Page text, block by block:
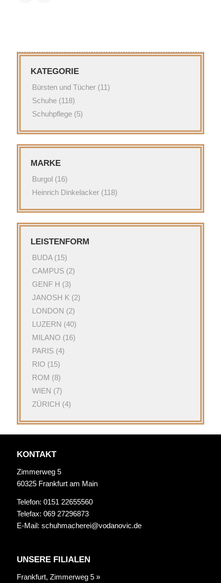
KATEGORIE
Bürsten und Tücher (11)
Schuhe (118)
Schuhpflege (5)
MARKE
Burgol (16)
Heinrich Dinkelacker (118)
LEISTENFORM
BUDA (15)
CAMPUS (2)
GENF H (3)
JANOSH K (2)
LONDON (2)
LUZERN (40)
MILANO (16)
PARIS (4)
RIO (15)
ROM (8)
WIEN (7)
ZÜRICH (4)
KONTAKT
Zimmerweg 5
60325 Frankfurt am Main
Telefon: 0151 22655560
Telefax: 069 27296873
E-Mail: schuhmacherei@vodanovic.de
UNSERE FILIALEN
Frankfurt, Zimmerweg 5 »